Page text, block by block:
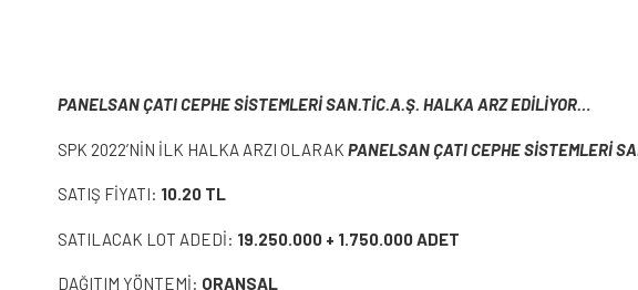
PANELSAN ÇATI CEPHE SİSTEMLERİ SAN.TİC.A.Ş. HALKA ARZ EDİLİYOR…
SPK 2022’NİN İLK HALKA ARZI OLARAK PANELSAN ÇATI CEPHE SİSTEMLERİ
SATIŞ FİYATI: 10.20 TL
SATILACAK LOT ADEDİ: 19.250.000 + 1.750.000 ADET
DAĞITIM YÖNTEMİ: ORANSAL